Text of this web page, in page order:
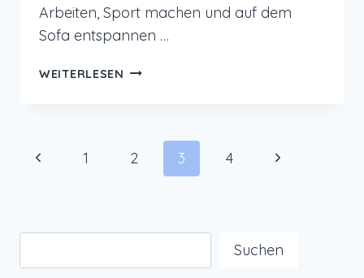
Arbeiten, Sport machen und auf dem
Sofa entspannen …
WEITERLESEN 12
NOVEMBER
2022
IM
Seitennavigation
Vorherige1 2 3 4
Nächste
Suchen